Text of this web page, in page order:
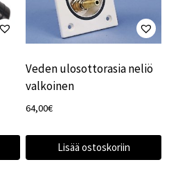
Veden ulosottorasia neliö
valkoinen
64,00€
Lisää ostoskoriin